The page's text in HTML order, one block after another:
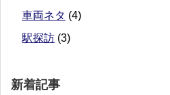
車両ネタ (4)
駅探訪 (3)
新着記事